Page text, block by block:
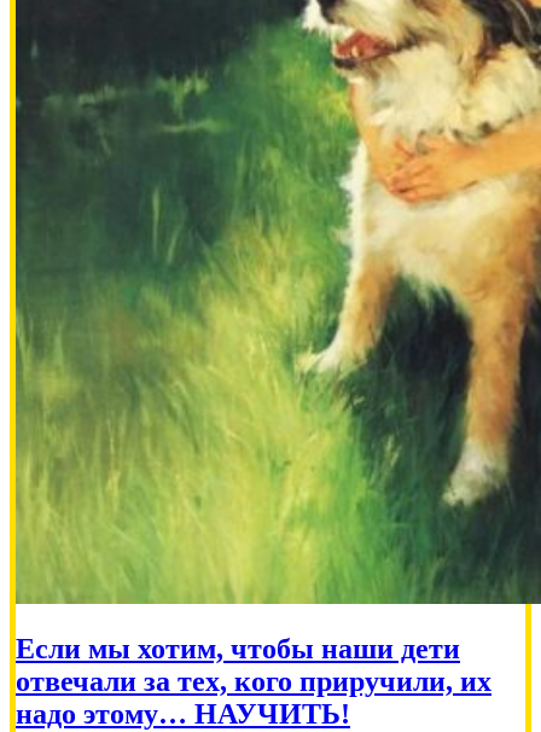
Если мы хотим, чтобы наши дети
отвечали за тех, кого приручили, их
надо этому… НАУЧИТЬ!